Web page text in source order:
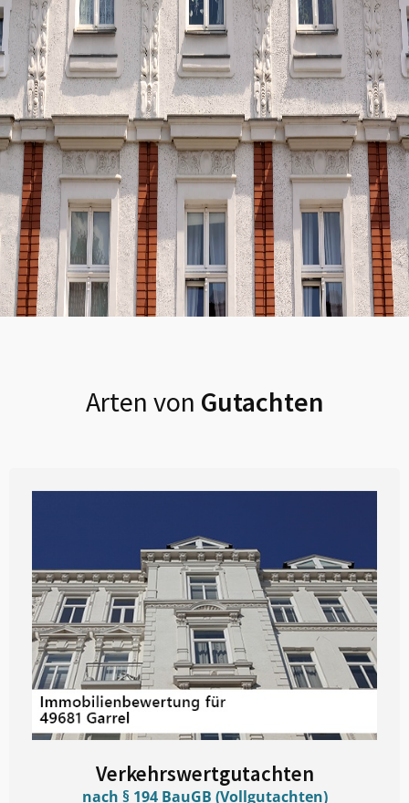
Arten von Gutachten
Verkehrswertgutachten
nach § 194 BauGB (Vollgutachten)